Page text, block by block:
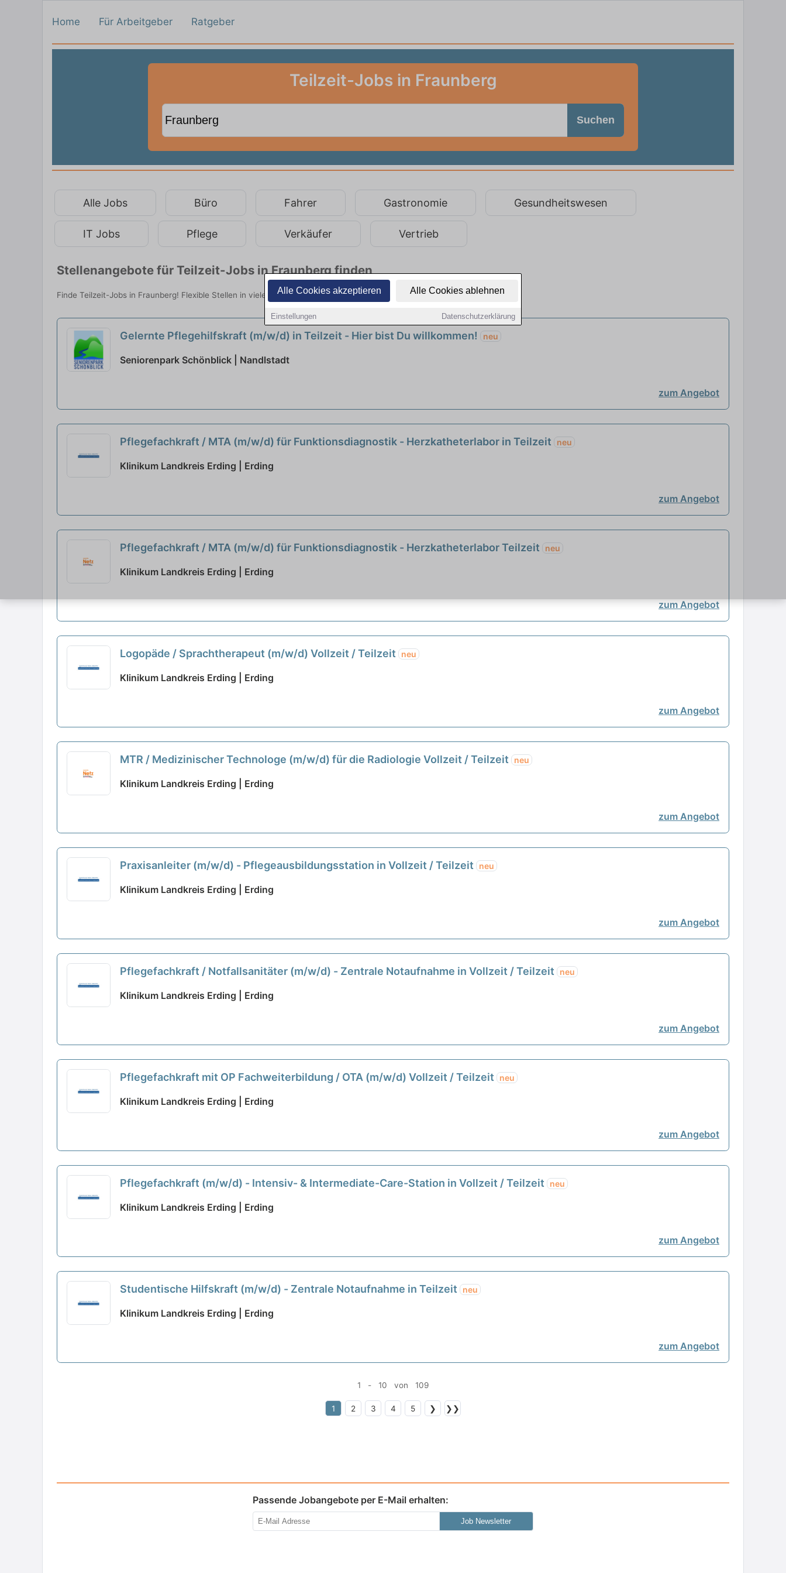
Alle Cookies akzeptieren Alle Cookies ablehnen
Einstellungen Datenschutzerklärung
Home Für Arbeitgeber Ratgeber
Teilzeit-Jobs in Fraunberg
Suchen
Alle Jobs Büro Fahrer Gastronomie Gesundheitswesen
IT Jobs Pflege Verkäufer Vertrieb
Stellenangebote für Teilzeit-Jobs in Fraunberg finden
Finde Teilzeit-Jobs in Fraunberg! Flexible Stellen in vielen Branchen. Jetzt bewerben!
Gelernte Pflegehilfskraft (m/w/d) in Teilzeit - Hier bist Du willkommen! neu
Seniorenpark Schönblick | Nandlstadt
zum Angebot
Pflegefachkraft / MTA (m/w/d) für Funktionsdiagnostik - Herzkatheterlabor in Teilzeit neu
Klinikum Landkreis Erding | Erding
zum Angebot
Pflegefachkraft / MTA (m/w/d) für Funktionsdiagnostik - Herzkatheterlabor Teilzeit neu
Klinikum Landkreis Erding | Erding
zum Angebot
Logopäde / Sprachtherapeut (m/w/d) Vollzeit / Teilzeit neu
Klinikum Landkreis Erding | Erding
zum Angebot
MTR / Medizinischer Technologe (m/w/d) für die Radiologie Vollzeit / Teilzeit neu
Klinikum Landkreis Erding | Erding
zum Angebot
Praxisanleiter (m/w/d) - Pflegeausbildungsstation in Vollzeit / Teilzeit neu
Klinikum Landkreis Erding | Erding
zum Angebot
Pflegefachkraft / Notfallsanitäter (m/w/d) - Zentrale Notaufnahme in Vollzeit / Teilzeit neu
Klinikum Landkreis Erding | Erding
zum Angebot
Pflegefachkraft mit OP Fachweiterbildung / OTA (m/w/d) Vollzeit / Teilzeit neu
Klinikum Landkreis Erding | Erding
zum Angebot
Pflegefachkraft (m/w/d) - Intensiv- & Intermediate-Care-Station in Vollzeit / Teilzeit neu
Klinikum Landkreis Erding | Erding
zum Angebot
Studentische Hilfskraft (m/w/d) - Zentrale Notaufnahme in Teilzeit neu
Klinikum Landkreis Erding | Erding
zum Angebot
1 - 10 von 109
1 2 3 4 5 ❯ ❯❯
Passende Jobangebote per E-Mail erhalten:
Job Newsletter